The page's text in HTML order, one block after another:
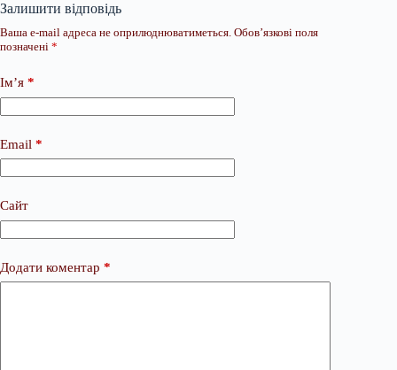
Залишити відповідь
Ваша e-mail адреса не оприлюднюватиметься. Обов’язкові поля
позначені *
Ім’я *
Email *
Сайт
Додати коментар *